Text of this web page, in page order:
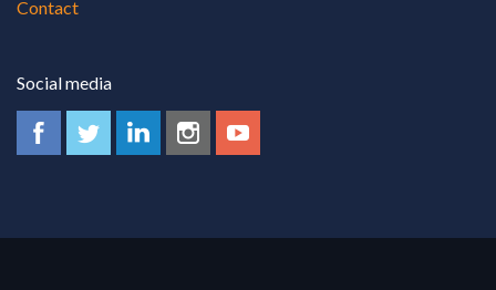
Contact
Social media